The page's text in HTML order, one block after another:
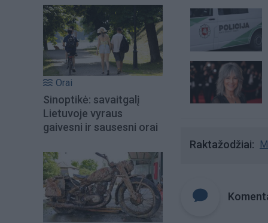
Orai
Sinoptikė: savaitgalį
Lietuvoje vyraus
gaivesni ir sausesni orai
Raktažodžiai